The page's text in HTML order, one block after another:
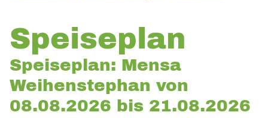
Speiseplan
Speiseplan: Mensa
Weihenstephan von
08.08.2026 bis 21.08.2026